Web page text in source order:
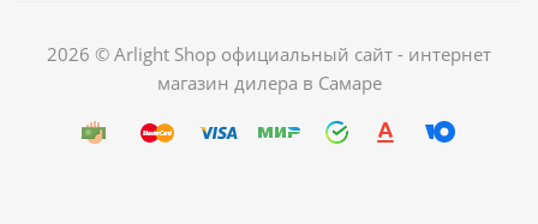
2026 © Arlight Shop официальный сайт - интернет
магазин дилера в Самаре